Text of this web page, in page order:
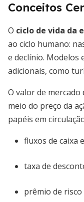
Conceitos
O ciclo de vida da
ao ciclo humano:
e declínio. Modelos
adicionais, como
O valor de
meio do preço da
papéis em
fluxos de caixa
taxa de
prêmio de